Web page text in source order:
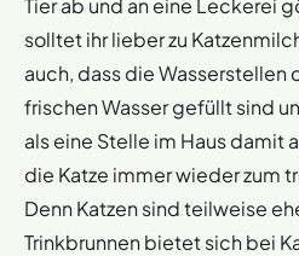
solltet ihr lieber zu
auch, dass die Wasserstellen
frischen Wasser gefüllt sind
als eine Stelle im Haus damit
die Katze immer wieder zum
Denn Katzen sind teilweise
Trinkbrunnen bietet sich bei